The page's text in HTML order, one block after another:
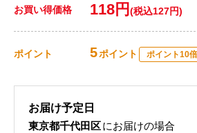
お買い得価格 118円 (税込127円)
ポイント 5ポイント ポイント10倍
お届け予定日
東京都千代田区にお届けの場合